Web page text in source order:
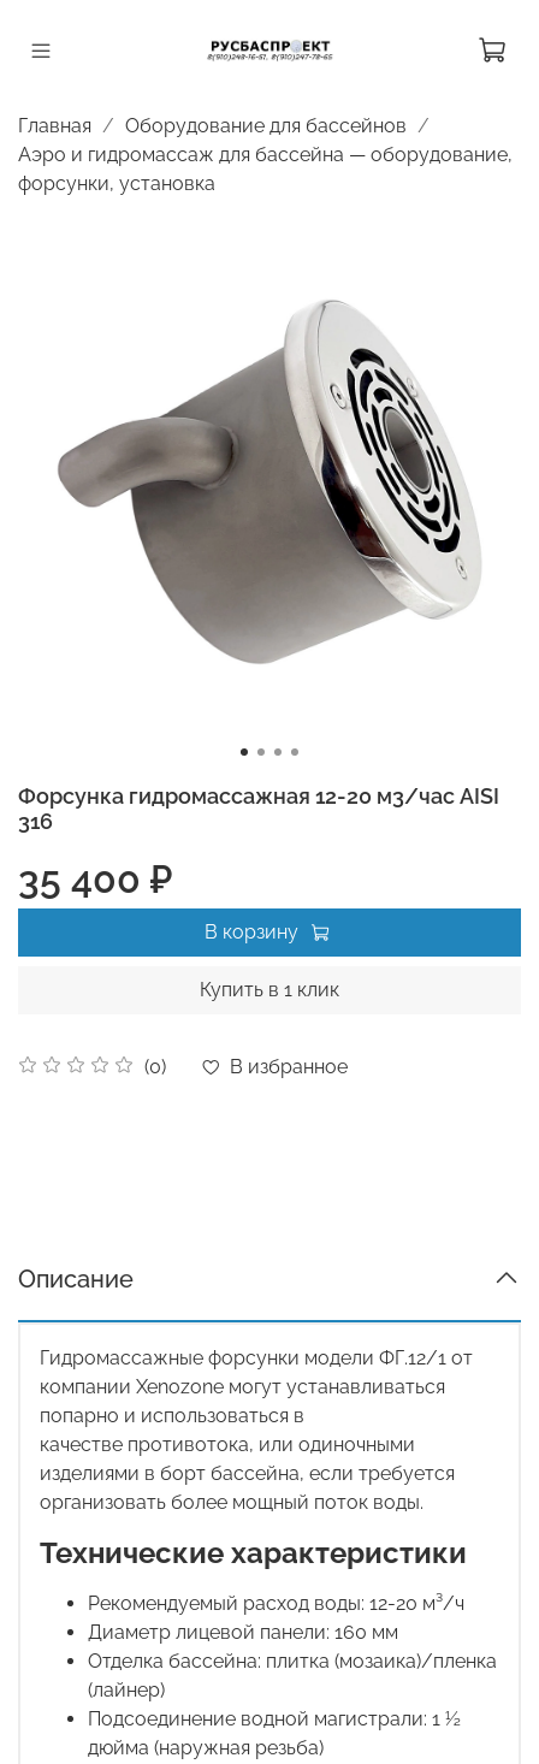
Главная
Оборудование для бассейнов
Аэро и гидромассаж для бассейна — оборудование,
форсунки, установка
Форсунка гидромассажная 12-20 м3/час AISI
316
(0) В избранное
35 400 ₽
В корзину
Купить в 1 клик
Описание
Гидромассажные форсунки модели ФГ.12/1 от
компании Xenozone могут устанавливаться
попарно и использоваться в
качестве противотока, или одиночными
изделиями в борт бассейна, если требуется
организовать более мощный поток воды.
Технические характеристики
Рекомендуемый расход воды: 12-20 м³/ч
Диаметр лицевой панели: 160 мм
Отделка бассейна: плитка (мозаика)/пленка
(лайнер)
Подсоединение водной магистрали: 1 ½
дюйма (наружная резьба)